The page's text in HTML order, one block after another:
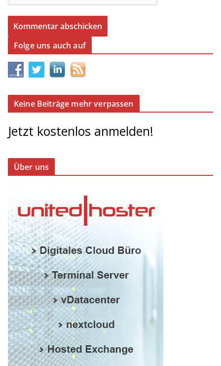
Folge uns auch auf
Keine Beiträge mehr verpassen
Jetzt kostenlos anmelden!
Über uns